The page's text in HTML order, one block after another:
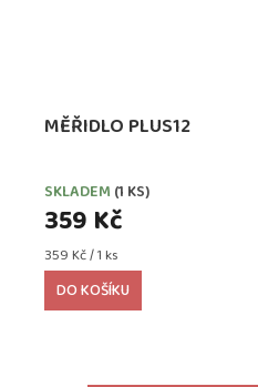
MĚŘIDLO PLUS12
SKLADEM (1 KS)
359 Kč
Měrná
cena:
359 Kč / 1 ks
DO KOŠÍKU